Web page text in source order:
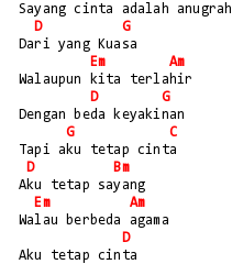
Sayang cinta adalah anugrah
D
G
Dari yang Kuasa
Em
Am
Walaupun kita terlahir
D
G
Dengan beda keyakinan
G
C
Tapi aku tetap cinta
D
Bm
Aku tetap sayang
Em
Am
Walau berbeda agama
D
Aku tetap cinta